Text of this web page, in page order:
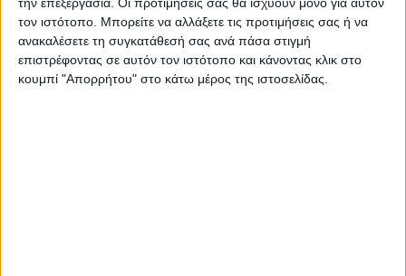
τον ιστότοπο. Μπορείτε να αλλάξετε τις προτιμήσεις σας ή να
ανακαλέσετε τη συγκατάθεσή σας ανά πάσα στιγμή
επιστρέφοντας σε αυτόν τον ιστότοπο και κάνοντας κλικ στο
κουμπί "Απορρήτου" στο κάτω μέρος της ιστοσελίδας.
Η Αρχαιότερη Καθημερινή Πρωινή Εφημερίδα της Καρδίτσας